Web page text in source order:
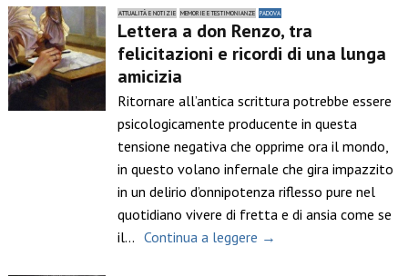
ATTUALITÀ E NOTIZIE MEMORIE E TESTIMONIANZE PADOVA
Lettera a don Renzo, tra
felicitazioni e ricordi di una lunga
amicizia
Ritornare all’antica scrittura potrebbe essere
psicologicamente producente in questa
tensione negativa che opprime ora il mondo,
in questo volano infernale che gira impazzito
in un delirio d’onnipotenza riflesso pure nel
quotidiano vivere di fretta e di ansia come se
il… Continua a leggere →